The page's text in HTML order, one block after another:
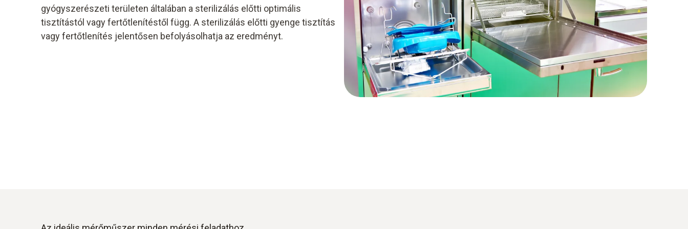
gyógyszerészeti területen általában a sterilizálás előtti optimális
tisztítástól vagy fertőtlenítéstől függ. A sterilizálás előtti gyenge tisztítás
vagy fertőtlenítés jelentősen befolyásolhatja az eredményt.